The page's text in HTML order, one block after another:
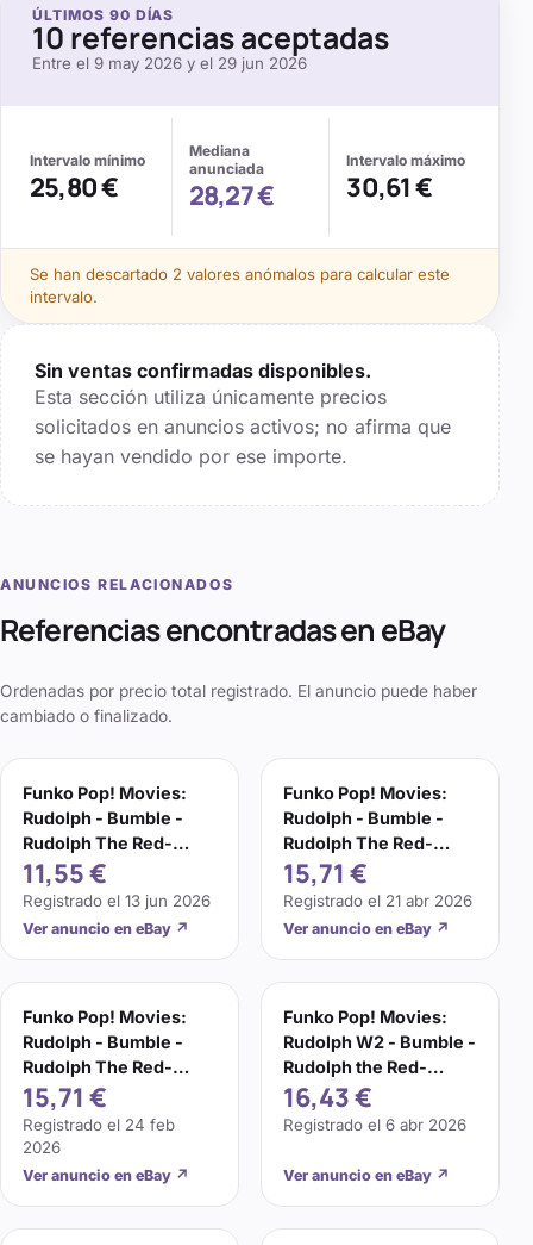
ÚLTIMOS 90 DÍAS
10 referencias aceptadas
Entre el 9 may 2026 y el 29 jun 2026
Intervalo mínimo
25,80 €
Mediana
anunciada
28,27 €
Intervalo máximo
30,61 €
Se han descartado 2 valores anómalos para calcular este
intervalo.
Sin ventas confirmadas disponibles.
Esta sección utiliza únicamente precios
solicitados en anuncios activos; no afirma que
se hayan vendido por ese importe.
ANUNCIOS RELACIONADOS
Referencias encontradas en eBay
Ordenadas por precio total registrado. El anuncio puede haber
cambiado o finalizado.
Funko Pop! Movies:
Rudolph - Bumble -
Rudolph The Red-
Nosed Reindeer -
Figura de
11,55 €
Registrado el 13 jun 2026
Ver anuncio en eBay ↗
Funko Pop! Movies:
Rudolph - Bumble -
Rudolph The Red-
Nosed Reindeer -
Figura de
15,71 €
Registrado el 21 abr 2026
Ver anuncio en eBay ↗
Funko Pop! Movies:
Rudolph - Bumble -
Rudolph The Red-
Nosed Reindeer -
Figura de
15,71 €
Registrado el 24 feb
2026
Ver anuncio en eBay ↗
Funko Pop! Movies:
Rudolph W2 - Bumble -
Rudolph the Red-
Nosed Reindeer -
Collec
16,43 €
Registrado el 6 abr 2026
Ver anuncio en eBay ↗